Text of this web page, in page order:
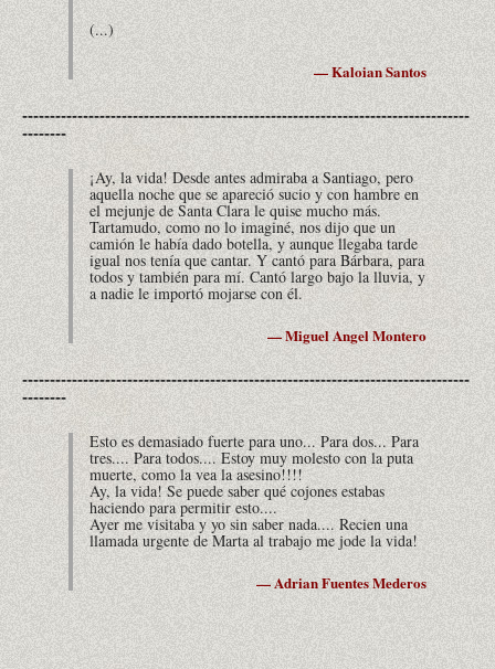
(...)
— Kaloian Santos
---------------------------------------------------------------------------------
--------
¡Ay, la vida! Desde antes admiraba a Santiago, pero
aquella noche que se apareció sucio y con hambre en
el mejunje de Santa Clara le quise mucho más.
Tartamudo, como no lo imaginé, nos dijo que un
camión le había dado botella, y aunque llegaba tarde
igual nos tenía que cantar. Y cantó para Bárbara, para
todos y también para mí. Cantó largo bajo la lluvia, y
a nadie le importó mojarse con él.
— Miguel Angel Montero
---------------------------------------------------------------------------------
--------
Esto es demasiado fuerte para uno... Para dos... Para
tres.... Para todos.... Estoy muy molesto con la puta
muerte, como la vea la asesino!!!!
Ay, la vida! Se puede saber qué cojones estabas
haciendo para permitir esto....
Ayer me visitaba y yo sin saber nada.... Recien una
llamada urgente de Marta al trabajo me jode la vida!
— Adrian Fuentes Mederos